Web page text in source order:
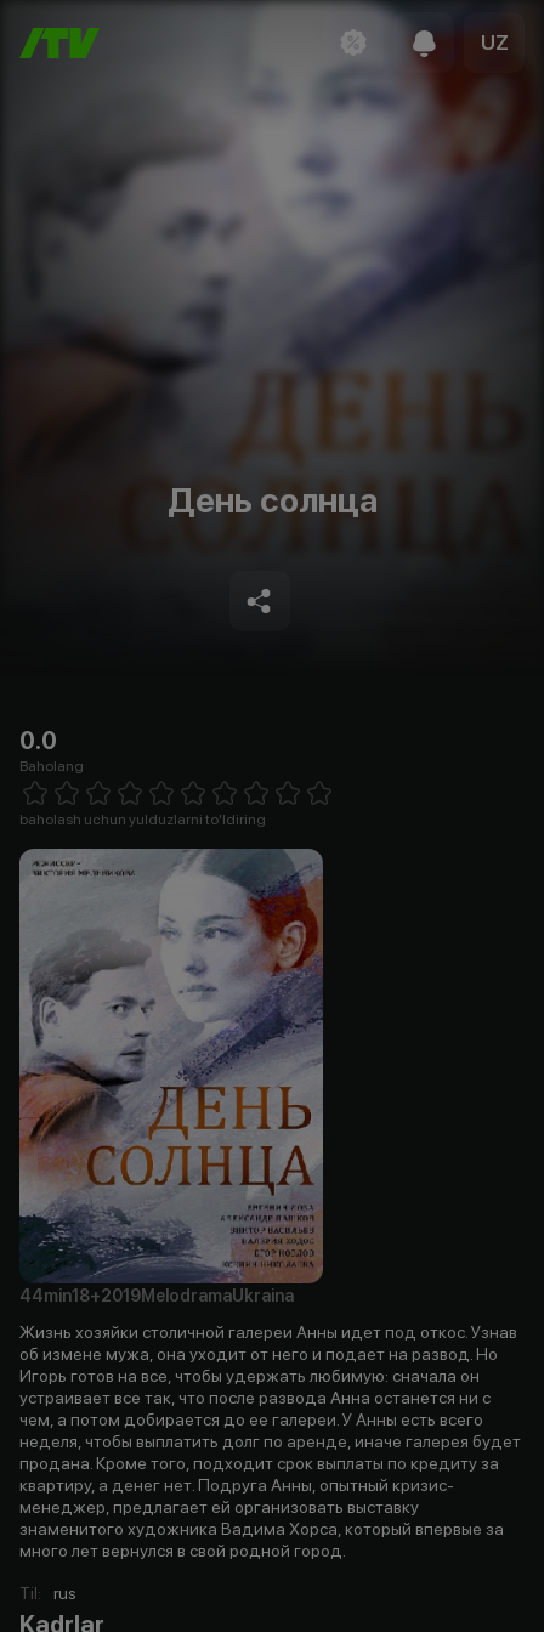
UZ
День солнца
0.0
Baholang
1 Star 2 Stars 3 Stars 4 Stars5 Stars 6 Stars7 Stars8 Stars
baholash uchun yulduzlarni to'ldiring
44min18+2019MelodramaUkraina
Жизнь хозяйки столичной галереи Анны идет под откос. Узнав
об измене мужа, она уходит от него и подает на развод. Но
Игорь готов на все, чтобы удержать любимую: сначала он
устраивает все так, что после развода Анна останется ни с
чем, а потом добирается до ее галереи. У Анны есть всего
неделя, чтобы выплатить долг по аренде, иначе галерея будет
продана. Кроме того, подходит срок выплаты по кредиту за
квартиру, а денег нет. Подруга Анны, опытный кризис-
менеджер, предлагает ей организовать выставку
знаменитого художника Вадима Хорса, который впервые за
много лет вернулся в свой родной город.
Til: rus
Kadrlar